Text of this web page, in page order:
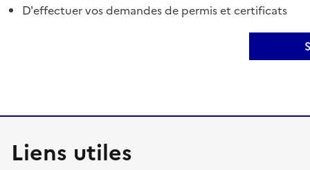
D'effectuer vos demandes de permis et certificats
Liens utiles